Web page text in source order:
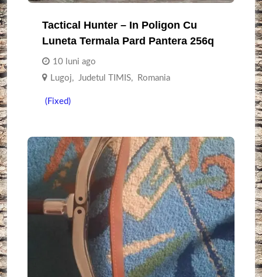
Tactical Hunter – In Poligon Cu
Luneta Termala Pard Pantera 256q
10 luni ago
Lugoj, Judetul TIMIS, Romania
(Fixed)